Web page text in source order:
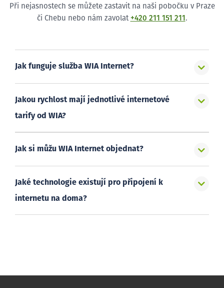
Při nejasnostech se můžete zastavit na naši pobočku v Praze
či Chebu nebo nám zavolat +420 211 151 211 .
Jak funguje služba WIA Internet?
Jakou rychlost mají jednotlivé internetové
tarify od WIA?
Jak si můžu WIA Internet objednat?
Jaké technologie existují pro připojení k
internetu na doma?